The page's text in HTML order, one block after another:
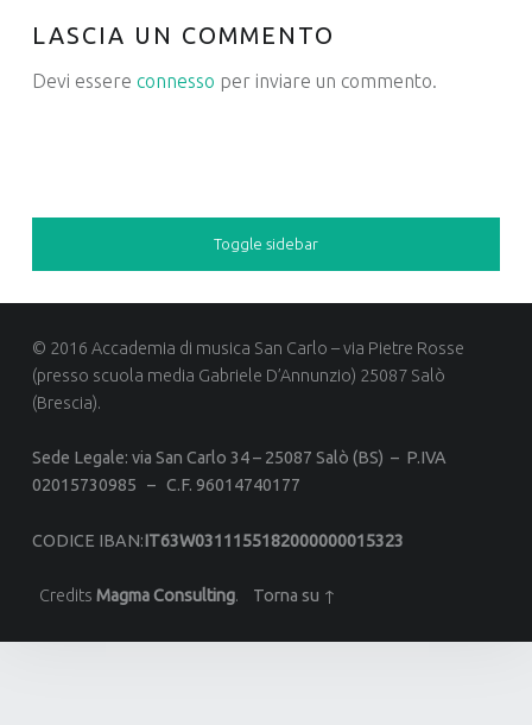
LASCIA UN COMMENTO
Devi essere connesso per inviare un commento.
Toggle sidebar
© 2016 Accademia di musica San Carlo – via Pietre Rosse
(presso scuola media Gabriele D’Annunzio) 25087 Salò
(Brescia).
Sede Legale: via San Carlo 34 – 25087 Salò (BS) – P.IVA
02015730985 – C.F. 96014740177
CODICE IBAN:IT63W0311155182000000015323
Credits Magma Consulting. Torna su ↑